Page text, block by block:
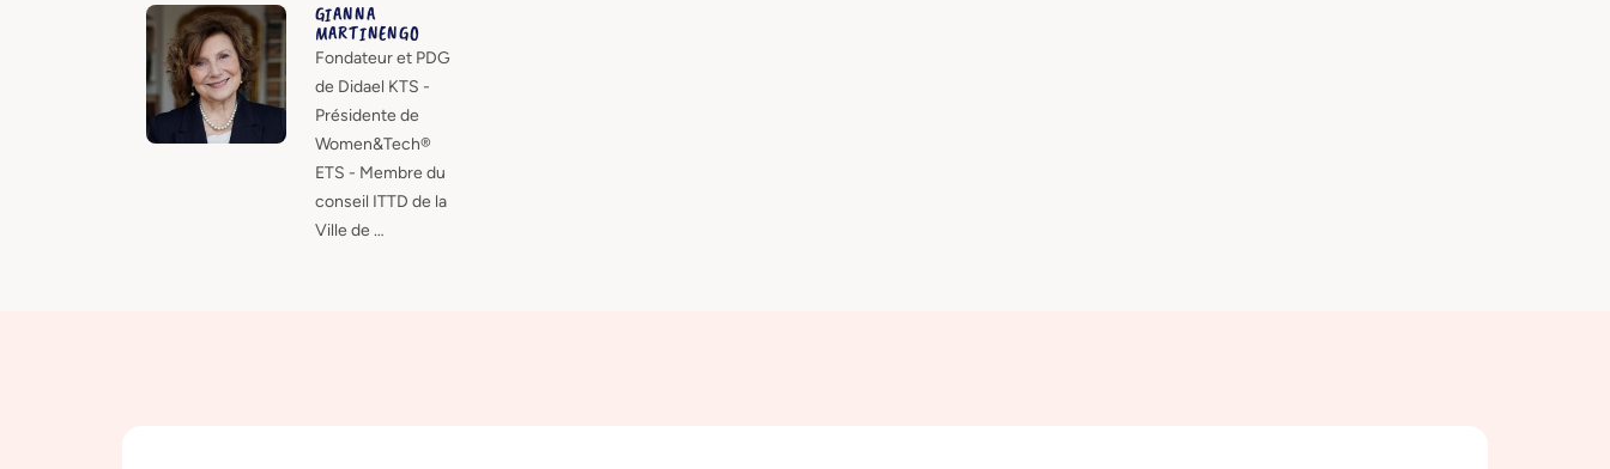
GIANNA
MARTINENGO
Fondateur et PDG
de Didael KTS -
Présidente de
Women&Tech®
ETS - Membre du
conseil ITTD de la
Ville de …